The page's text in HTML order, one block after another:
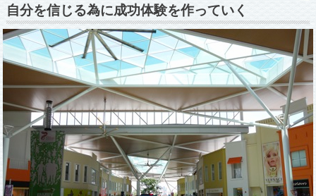
自分を信じる為に成功体験を作っていく